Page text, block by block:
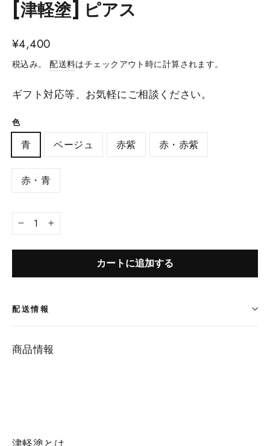
[津軽塗] ピアス
¥4,400
税込み。配送料はチェックアウト時に計算されます。
ギフト対応等、お気軽にご相談ください。
色
青 ベージュ 赤紫 赤・赤紫
赤・青
− +
カートに追加する
配送情報
商品情報